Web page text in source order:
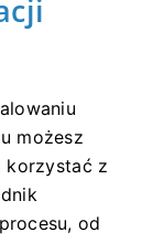
możesz
korzystać z
od